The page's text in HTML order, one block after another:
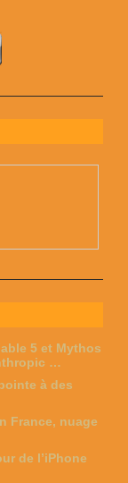
5 et Mythos
…
à des
France, nuage
de l’iPhone